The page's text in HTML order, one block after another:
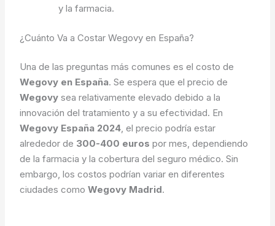
y la farmacia.
¿Cuánto Va a Costar Wegovy en España?
Una de las preguntas más comunes es el costo de
Wegovy en España. Se espera que el precio de
Wegovy sea relativamente elevado debido a la
innovación del tratamiento y a su efectividad. En
Wegovy España 2024, el precio podría estar
alrededor de 300-400 euros por mes, dependiendo
de la farmacia y la cobertura del seguro médico. Sin
embargo, los costos podrían variar en diferentes
ciudades comoWegovy Madrid.